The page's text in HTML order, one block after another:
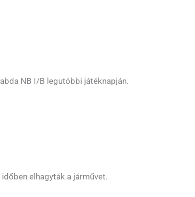
NB I/B legutóbbi játéknapján.
elhagyták a járművet.